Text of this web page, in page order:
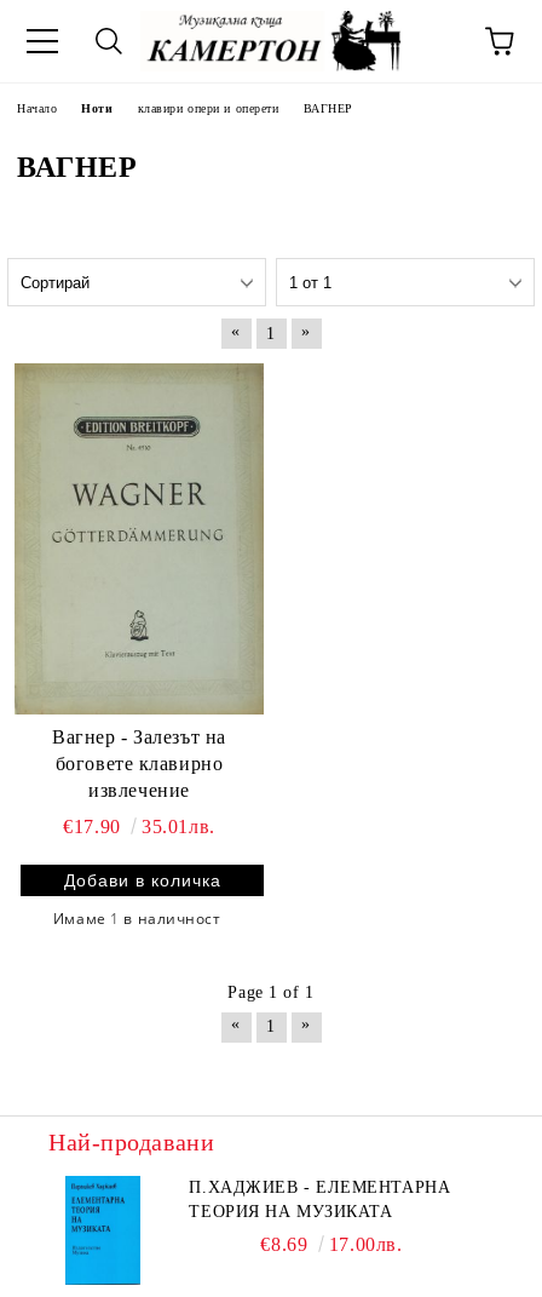
Начало Ноти клавири опери и оперети ВАГНЕР
ВАГНЕР
« 1 »
Вагнер - Залезът на
боговете клавирно
извлечение
€17.90
35.01лв.
Имаме 1 в наличност
Page 1 of 1
«
1 »
Най-продавани
П.ХАДЖИЕВ - ЕЛЕМЕНТАРНА
ТЕОРИЯ НА МУЗИКАТА
€8.69 17.00лв.